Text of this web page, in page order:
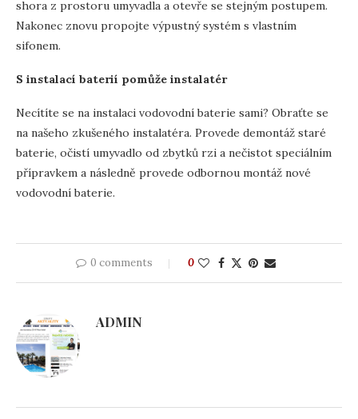
shora z prostoru umyvadla a otevře se stejným postupem.
Nakonec znovu propojte výpustný systém s vlastním
sifonem.
S instalací baterií pomůže instalatér
Necítíte se na instalaci vodovodní baterie sami? Obraťte se
na našeho zkušeného instalatéra. Provede demontáž staré
baterie, očistí umyvadlo od zbytků rzi a nečistot speciálním
přípravkem a následně provede odbornou montáž nové
vodovodní baterie.
0 comments 0
ADMIN